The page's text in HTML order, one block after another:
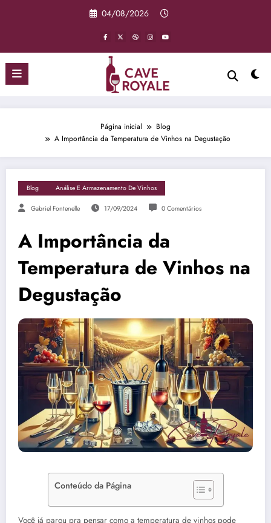
04/08/2026
Página inicial
Blog
A Importância da Temperatura de Vinhos na Degustação
Blog Análise E Armazenamento De Vinhos
Gabriel Fontenelle 17/09/2024 0 Comentários
A Importância da
Temperatura de Vinhos na
Degustação
Conteúdo da Página
Você já parou pra pensar como a temperatura de vinhos pode